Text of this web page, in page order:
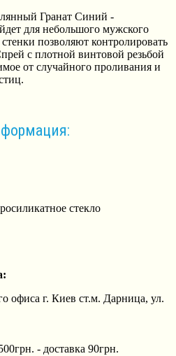
Гранат Синий -
для небольшого мужского
позволяют контролировать
с плотной винтовой резьбой
от случайного проливания и
стекло
офиса г. Киев ст.м. Дарница, ул.
- доставка 90грн.